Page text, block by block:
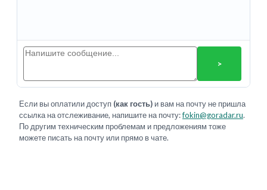
>
Если вы оплатили доступ (как гость) и вам на почту не пришла
ссылка на отслеживание, напишите на почту:fokin@goradar.ru.
По другим техническим проблемам и предложениям тоже
можете писать на почту или прямо в чате.